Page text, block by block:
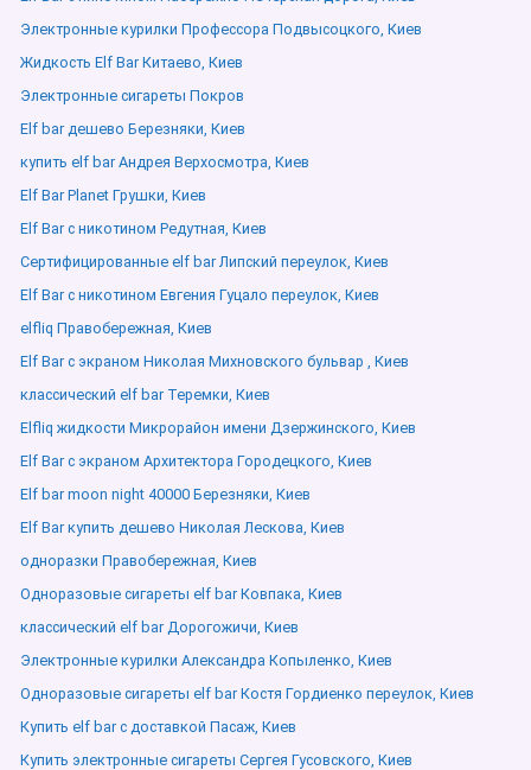
Электронные курилки Профессора Подвысоцкого, Киев
Жидкость Elf Bar Китаево, Киев
Электронные сигареты Покров
Elf bar дешево Березняки, Киев
купить elf bar Андрея Верхосмотра, Киев
Elf Bar Planet Грушки, Киев
Elf Bar с никотином Редутная, Киев
Сертифицированные elf bar Липский переулок, Киев
Elf Bar с никотином Евгения Гуцало переулок, Киев
elfliq Правобережная, Киев
Elf Bar с экраном Николая Михновского бульвар , Киев
классический elf bar Теремки, Киев
Elfliq жидкости Микрорайон имени Дзержинского, Киев
Elf Bar с экраном Архитектора Городецкого, Киев
Elf bar moon night 40000 Березняки, Киев
Elf Bar купить дешево Николая Лескова, Киев
одноразки Правобережная, Киев
Одноразовые сигареты elf bar Ковпака, Киев
классический elf bar Дорогожичи, Киев
Электронные курилки Александра Копыленко, Киев
Одноразовые сигареты elf bar Костя Гордиенко переулок, Киев
Купить elf bar с доставкой Пасаж, Киев
Купить электронные сигареты Сергея Гусовского, Киев